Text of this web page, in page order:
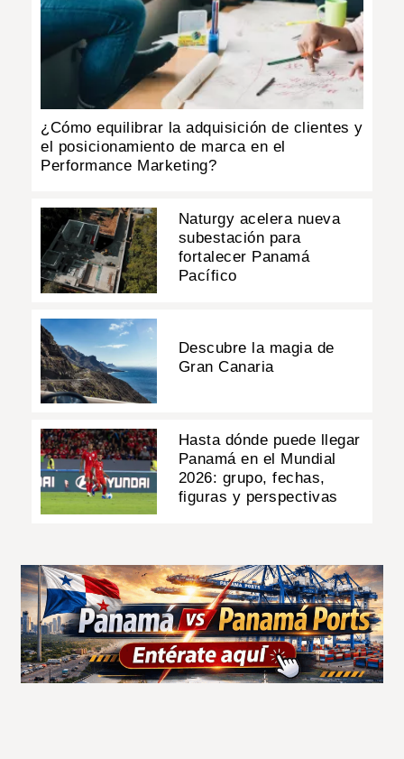
¿Cómo equilibrar la adquisición de clientes y
el posicionamiento de marca en el
Performance Marketing?
Naturgy acelera nueva
subestación para
fortalecer Panamá
Pacífico
Descubre la magia de
Gran Canaria
Hasta dónde puede llegar
Panamá en el Mundial
2026: grupo, fechas,
figuras y perspectivas